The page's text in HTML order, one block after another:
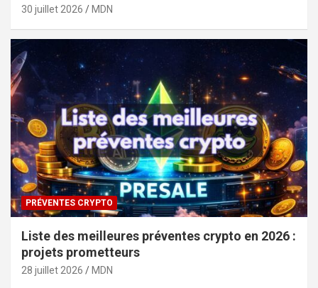
30 juillet 2026 MDN
PRÉVENTES CRYPTO
Liste des meilleures préventes crypto en 2026 :
projets prometteurs
28 juillet 2026 MDN